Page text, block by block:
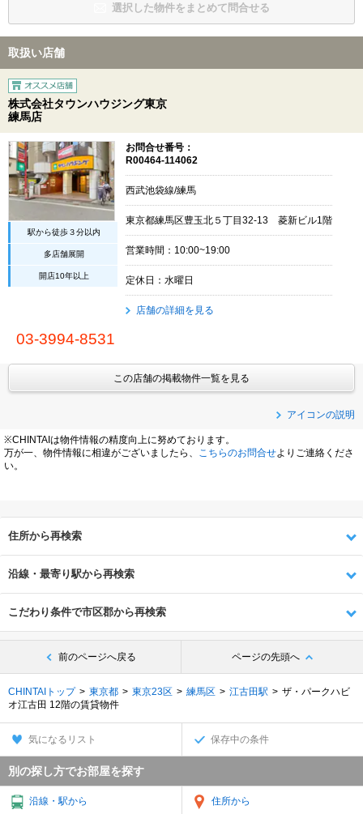
選択した物件をまとめて問合せる
取扱い店舗
株式会社タウンハウジング東京
練馬店
駅から徒歩３分以内
多店舗展開
開店10年以上
お問合せ番号：
R00464-114062
西武池袋線/練馬
東京都練馬区豊玉北５丁目32-13 菱新ビル1階
営業時間：10:00~19:00
定休日：水曜日
店舗の詳細を見る
03-3994-8531
この店舗の掲載物件一覧を見る
アイコンの説明
※CHINTAIは物件情報の精度向上に努めております。
万が一、物件情報に相違がございましたら、
こちらのお問合せよりご連絡くださ
い。
住所から再検索
沿線・最寄り駅から再検索
こだわり条件で市区郡から再検索
前のページへ戻る ページの先頭へ
CHINTAIトップ 東京都 東京23区 練馬区 江古田駅
ザ・パークハビ
オ江古田 12階の賃貸物件
気になるリスト 保存中の条件
別の探し方でお部屋を探す
沿線・駅から 住所から